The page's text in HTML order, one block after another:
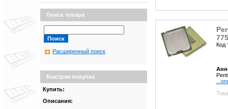
Поиск товара
Расширенный поиск
Быстрая покупка
Купить:
Описания:
Код